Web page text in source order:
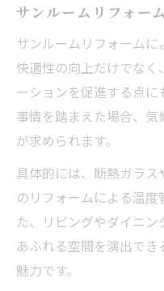
リフォームで実現
夫
リフォームで
間
機能性を高め
夫
リフォームサ
ツ
日常が楽しく
イデア
サンルームリフォー
サンルームリフォームに
快適性の向上だけでな
ーションを促進する点に
事情を踏まえた場合、
が求められます。
具体的には、断熱ガラ
のリフォームによる温
た、リビングやダイニ
あふれる空間を演出で
魅力です。